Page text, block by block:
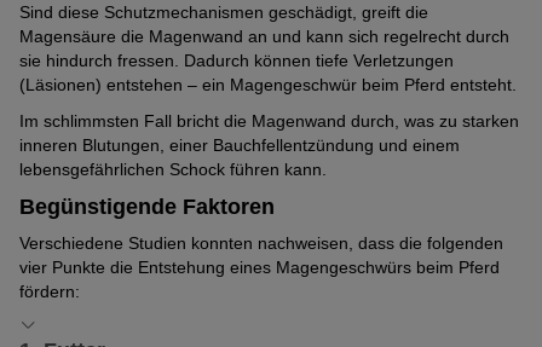
Sind diese Schutzmechanismen geschädigt, greift die
Magensäure die Magenwand an und kann sich regelrecht durch
sie hindurch fressen. Dadurch können tiefe Verletzungen
(Läsionen) entstehen – ein Magengeschwür beim Pferd entsteht.
Im schlimmsten Fall bricht die Magenwand durch, was zu starken
inneren Blutungen, einer Bauchfellentzündung und einem
lebensgefährlichen Schock führen kann.
Begünstigende Faktoren
Verschiedene Studien konnten nachweisen, dass die folgenden
vier Punkte die Entstehung eines Magengeschwürs beim Pferd
fördern: